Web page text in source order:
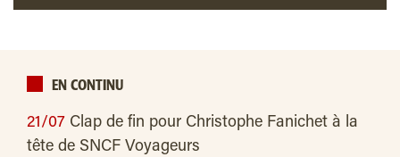
EN CONTINU
21/07 Clap de fin pour Christophe Fanichet à la
tête de SNCF Voyageurs